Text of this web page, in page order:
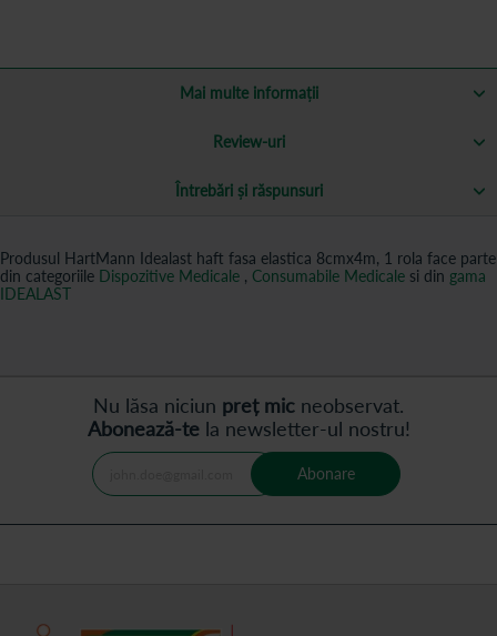
Mai multe informații
Review-uri
Întrebări și răspunsuri
Produsul HartMann Idealast haft fasa elastica 8cmx4m, 1 rola face parte
din categoriile Dispozitive Medicale , Consumabile Medicale si din gama
IDEALAST
Nu lăsa niciun preț mic neobservat.
Abonează-tela newsletter-ul nostru!
Abonare